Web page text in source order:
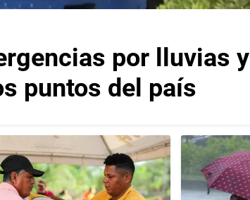
por lluvias y
puntos del país